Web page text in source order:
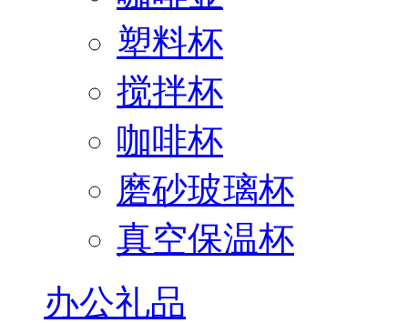
塑料杯
搅拌杯
咖啡杯
磨砂玻璃杯
真空保温杯
办公礼品